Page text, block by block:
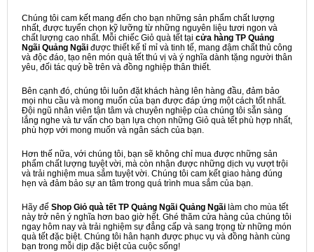
Chúng tôi cam kết mang đến cho bạn những sản phẩm chất lượng
nhất, được tuyển chọn kỹ lưỡng từ những nguyên liệu tươi ngon và
chất lượng cao nhất. Mỗi chiếc Giỏ quà tết tại cửa hàng TP Quảng
Ngãi Quảng Ngãi được thiết kế tỉ mỉ và tinh tế, mang đậm chất thủ công
và độc đáo, tạo nên món quà tết thú vị và ý nghĩa dành tặng người thân
yêu, đối tác quý bề trên và đồng nghiệp thân thiết.
Bên cạnh đó, chúng tôi luôn đặt khách hàng lên hàng đầu, đảm bảo
mọi nhu cầu và mong muốn của bạn được đáp ứng một cách tốt nhất.
Đội ngũ nhân viên tận tâm và chuyên nghiệp của chúng tôi sẵn sàng
lắng nghe và tư vấn cho bạn lựa chọn những Giỏ quà tết phù hợp nhất,
phù hợp với mong muốn và ngân sách của bạn.
Hơn thế nữa, với chúng tôi, bạn sẽ không chỉ mua được những sản
phẩm chất lượng tuyệt vời, mà còn nhận được những dịch vụ vượt trội
và trải nghiệm mua sắm tuyệt vời. Chúng tôi cam kết giao hàng đúng
hẹn và đảm bảo sự an tâm trong quá trình mua sắm của bạn.
Hãy để Shop Giỏ quà tết TP Quảng Ngãi Quảng Ngãi làm cho mùa tết
này trở nên ý nghĩa hơn bao giờ hết. Ghé thăm cửa hàng của chúng tôi
ngay hôm nay và trải nghiệm sự đẳng cấp và sang trọng từ những món
quà tết đặc biệt. Chúng tôi hân hạnh được phục vụ và đồng hành cùng
bạn trong mỗi dịp đặc biệt của cuộc sống!